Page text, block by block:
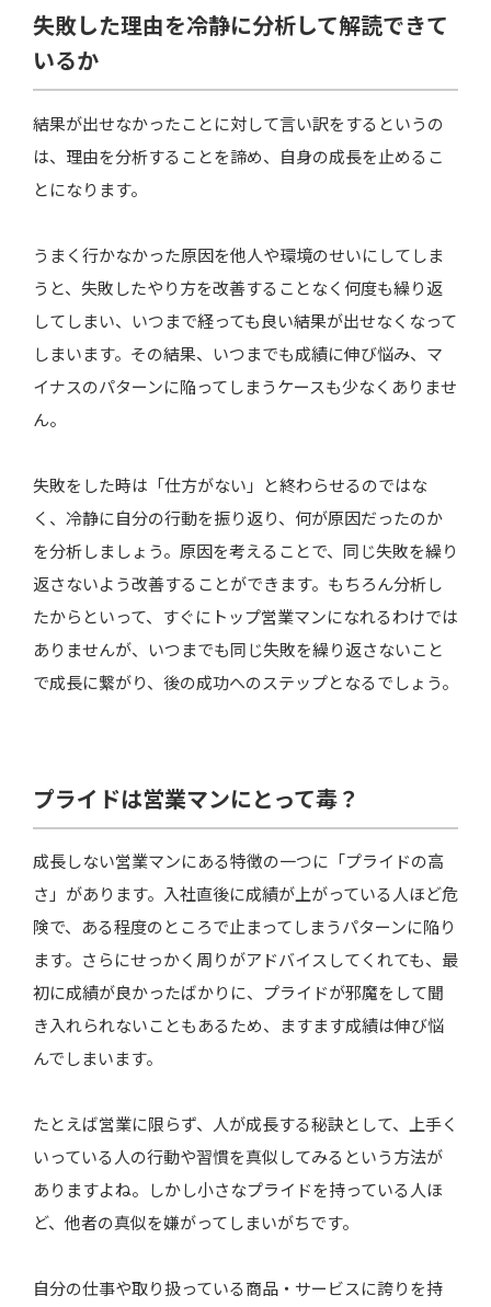
失敗した理由を冷静に分析して解読できて
いるか
結果が出せなかったことに対して言い訳をするというの
は、理由を分析することを諦め、自身の成長を止めるこ
とになります。
うまく行かなかった原因を他人や環境のせいにしてしま
うと、失敗したやり方を改善することなく何度も繰り返
してしまい、いつまで経っても良い結果が出せなくなって
しまいます。その結果、いつまでも成績に伸び悩み、マ
イナスのパターンに陥ってしまうケースも少なくありませ
ん。
失敗をした時は「仕方がない」と終わらせるのではな
く、冷静に自分の行動を振り返り、何が原因だったのか
を分析しましょう。原因を考えることで、同じ失敗を繰り
返さないよう改善することができます。もちろん分析し
たからといって、すぐにトップ営業マンになれるわけでは
ありませんが、いつまでも同じ失敗を繰り返さないこと
で成長に繋がり、後の成功へのステップとなるでしょう。
プライドは営業マンにとって毒？
成長しない営業マンにある特徴の一つに「プライドの高
さ」があります。入社直後に成績が上がっている人ほど危
険で、ある程度のところで止まってしまうパターンに陥り
ます。さらにせっかく周りがアドバイスしてくれても、最
初に成績が良かったばかりに、プライドが邪魔をして聞
き入れられないこともあるため、ますます成績は伸び悩
んでしまいます。
たとえば営業に限らず、人が成長する秘訣として、上手く
いっている人の行動や習慣を真似してみるという方法が
ありますよね。しかし小さなプライドを持っている人ほ
ど、他者の真似を嫌がってしまいがちです。
自分の仕事や取り扱っている商品・サービスに誇りを持